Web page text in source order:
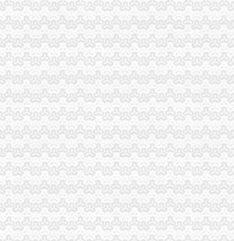
注销分公司调研文章入选《2006中国思想政工
印平副巡视员率领直属局组织企业赴万州开展
并举着力规范和发展中介机构
所五项措施推进工商所12315分类监管平台应用
2007红盾护农行动
四项措施提高执法质量
项措施化队伍建设
推进风廉政建设
施化广告监督管理
告知措施提高年检效率
开全市工商系统风廉政建设暨纪检监察工作会议